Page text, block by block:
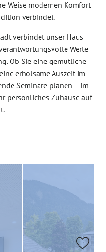
Weise modernen Komfort
verbindet.
verbindet unser Haus
Werte
Ob Sie eine gemütliche
erholsame Auszeit im
Seminare planen – im
persönliches Zuhause auf